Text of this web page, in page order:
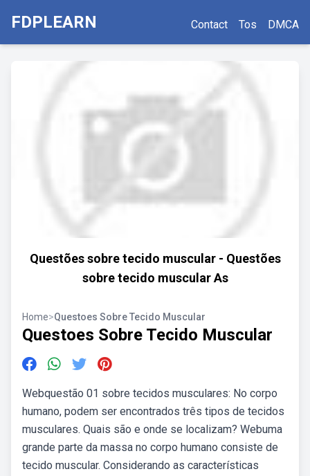
FDPLEARN Contact Tos DMCA
Questões sobre tecido muscular - Questões
sobre tecido muscular As
Home>Questoes Sobre Tecido Muscular
Questoes Sobre Tecido Muscular
Webquestão 01 sobre tecidos musculares: No corpo
humano, podem ser encontrados três tipos de tecidos
musculares. Quais são e onde se localizam? Webuma
grande parte da massa no corpo humano consiste de
tecido muscular. Considerando as características